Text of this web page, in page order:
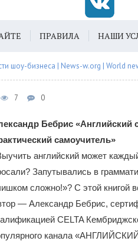
ПРАВИЛА НАШИ
шоу-бизнеса | News-w.org | World
7 0
Бебрис
самоучитель»
английский может
Запутывались в
сложно!»? С этой книгой
— Александр Бебрис,
CELTA
канала